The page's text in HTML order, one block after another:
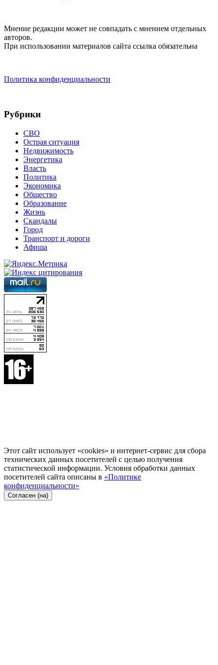
Мнение редакции может не совпадать с мнением отдельных
авторов.
При использовании материалов сайта ссылка обязательна
Политика конфиденциальности
Рубрики
СВО
Острая ситуация
Недвижимость
Энергетика
Власть
Политика
Экономика
Общество
Образование
Жизнь
Скандалы
Город
Транспорт и дороги
Афиша
Этот сайт использует «cookies» и интернет-сервис для сбора
технических данных посетителей с целью получения
статистической информации. Условия обработки данных
посетителей сайта описаны в «Политике
конфиденциальности»
Согласен (на)